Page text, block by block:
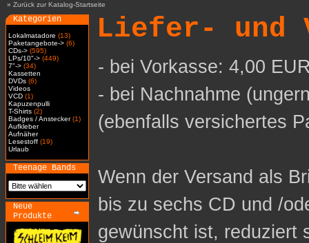
» Zurück zur Katalog-Startseite
Kategorien
Lokalmatadore (13)
Paketangebote-> (6)
CDs-> (595)
LPs/10"-> (449)
7"-> (34)
Kassetten
DVDs (6)
Videos
VCD (1)
Kapuzenpulli
T-Shirts (2)
Badges / Anstecker(1)
Aufkleber
Aufnäher
Lesestoff (19)
Urlaub
Teenage Bands
Neue
Produkte
Liefer- und
- bei Vorkasse: 4,00
- bei Nachnahme
(ebenfalls versichertes
Wenn der Versand als
bis zu sechs CD und /
gewünscht ist, reduziert